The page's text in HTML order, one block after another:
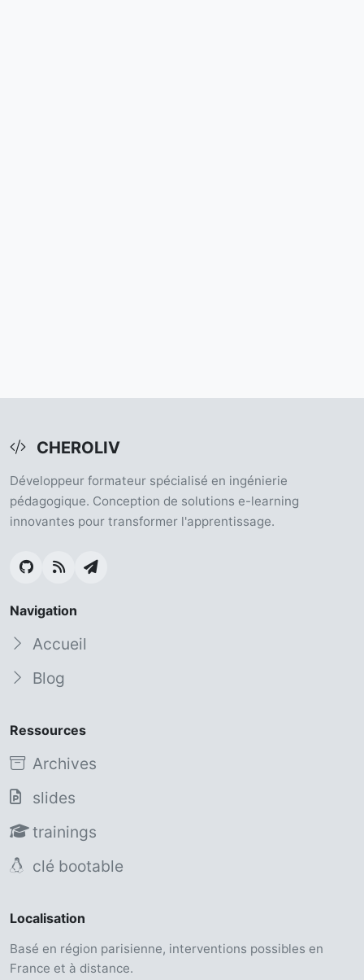
CHEROLIV
Développeur formateur spécialisé en ingénierie
pédagogique. Conception de solutions e-learning
innovantes pour transformer l'apprentissage.
Navigation
Accueil
Blog
Ressources
Archives
slides
trainings
clé bootable
Localisation
Basé en région parisienne, interventions possibles en
France et à distance.